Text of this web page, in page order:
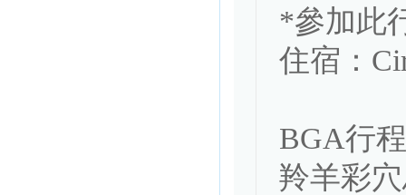
*參加此
住宿：
BGA行
羚羊彩